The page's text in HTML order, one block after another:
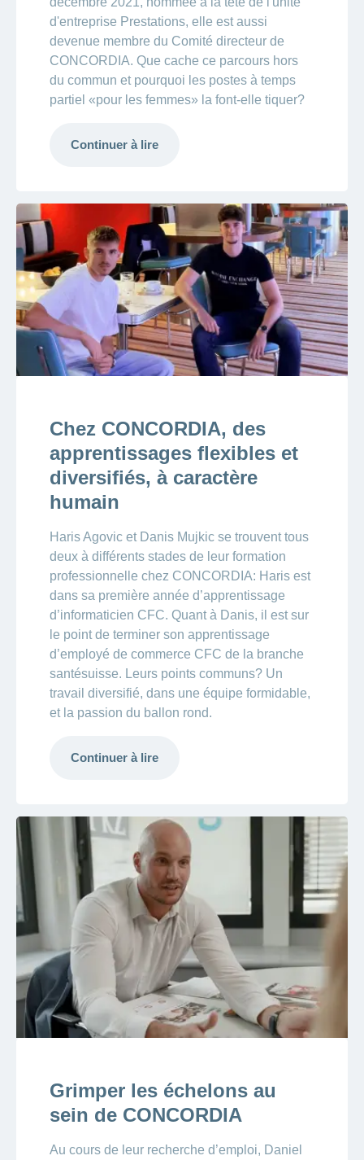
d'entreprise Prestations, elle est aussi
devenue membre du Comité directeur de
CONCORDIA. Que cache ce parcours hors
du commun et pourquoi les postes à temps
partiel «pour les femmes» la font-elle tiquer?
Continuer à lire
Chez CONCORDIA, des
apprentissages flexibles et
diversifiés, à caractère
humain
Haris Agovic et Danis Mujkic se trouvent tous
deux à différents stades de leur formation
professionnelle chez CONCORDIA: Haris est
dans sa première année d’apprentissage
d’informaticien CFC. Quant à Danis, il est sur
le point de terminer son apprentissage
d’employé de commerce CFC de la branche
santésuisse. Leurs points communs? Un
travail diversifié, dans une équipe formidable,
et la passion du ballon rond.
Continuer à lire
Grimper les échelons au
sein de CONCORDIA
Au cours de leur recherche d’emploi, Daniel